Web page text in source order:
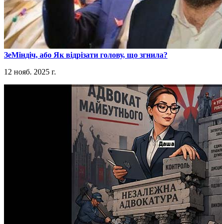
​ЗеМіндіч, або Як відрізати голову, що згнила?
12 нояб. 2025 г.